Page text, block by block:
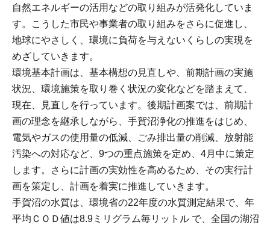
自然エネルギーの活用などの取り組みが活発化していま
す。こうした市民や事業者の取り組みをさらに促進し、
地球にやさしく、環境に負荷を与えないくらしの実現を
めざしていきます。
環境基本計画は、基本構想の見直しや、前期計画の実施
状況、環境施策を取り巻く状況の変化などを踏まえて、
現在、見直しを行っています。後期計画案では、前期計
画の理念を継承しながら、手賀沼浄化の推進をはじめ、
電気やガスの使用量の低減、ごみ排出量の削減、放射能
汚染への対応など、9つの重点施策を定め、4月中に策定
します。さらに計画の実効性を高めるため、その実行計
画を策定し、計画を着実に推進していきます。
手賀沼の水質は、環境省の22年度の水質測定結果で、年
平均ＣＯＤ値は8.9ミリグラム毎リットル で、全国の湖沼